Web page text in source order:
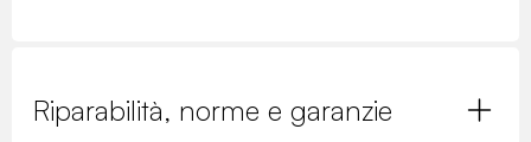
Riparabilità, norme e garanzie